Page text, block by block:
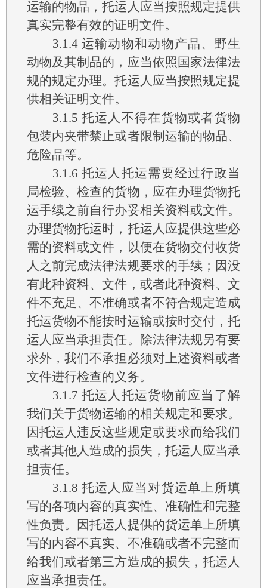
运输的物品，托运人应当按照规定提供
真实完整有效的证明文件。
3.1.4 运输动物和动物产品、野生
动物及其制品的，应当依照国家法律法
规的规定办理。托运人应当按照规定提
供相关证明文件。
3.1.5 托运人不得在货物或者货物
包装内夹带禁止或者限制运输的物品、
危险品等。
3.1.6 托运人托运需要经过行政当
局检验、检查的货物，应在办理货物托
运手续之前自行办妥相关资料或文件。
办理货物托运时，托运人应提供这些必
需的资料或文件，以便在货物交付收货
人之前完成法律法规要求的手续；因没
有此种资料、文件，或者此种资料、文
件不充足、不准确或者不符合规定造成
托运货物不能按时运输或按时交付，托
运人应当承担责任。除法律法规另有要
求外，我们不承担必须对上述资料或者
文件进行检查的义务。
3.1.7 托运人托运货物前应当了解
我们关于货物运输的相关规定和要求。
因托运人违反这些规定或要求而给我们
或者其他人造成的损失，托运人应当承
担责任。
3.1.8 托运人应当对货运单上所填
写的各项内容的真实性、准确性和完整
性负责。因托运人提供的货运单上所填
写的内容不真实、不准确或者不完整而
给我们或者第三方造成的损失，托运人
应当承担责任。